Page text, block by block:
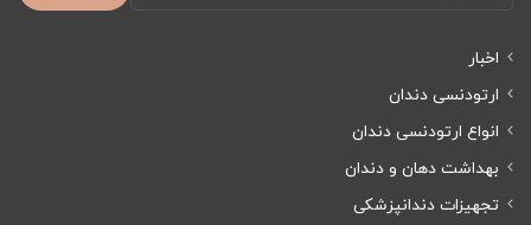
اخبار
ارتودنسی دندان
انواع ارتودنسی دندان
بهداشت دهان و دندان
تجهیزات دندانپزشکی